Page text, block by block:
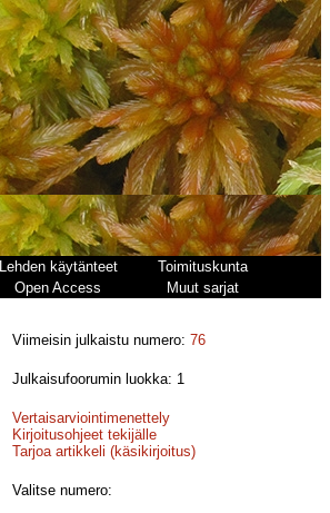
Lehden käytänteet
Toimituskunta
Open Access Muut sarjat
Viimeisin julkaistu numero:76
Julkaisufoorumin luokka: 1
Vertaisarviointimenettely
Kirjoitusohjeet tekijälle
Tarjoa artikkeli (käsikirjoitus)
Valitse numero: